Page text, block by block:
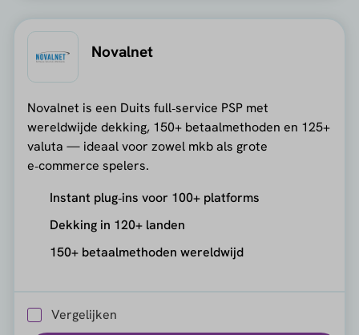
Novalnet
Novalnet is een Duits full‑service PSP met
wereldwijde dekking, 150+ betaalmethoden en 125+
valuta — ideaal voor zowel mkb als grote
e‑commerce spelers.
Instant plug‑ins voor 100+ platforms
Dekking in 120+ landen
150+ betaalmethoden wereldwijd
Vergelijken